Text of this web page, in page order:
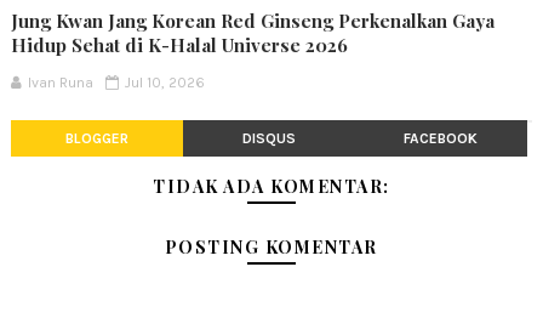
Jung Kwan Jang Korean Red Ginseng Perkenalkan Gaya
Hidup Sehat di K-Halal Universe 2026
Ivan Runa Jul 10, 2026
BLOGGER DISQUS FACEBOOK
TIDAK ADA KOMENTAR:
POSTING KOMENTAR